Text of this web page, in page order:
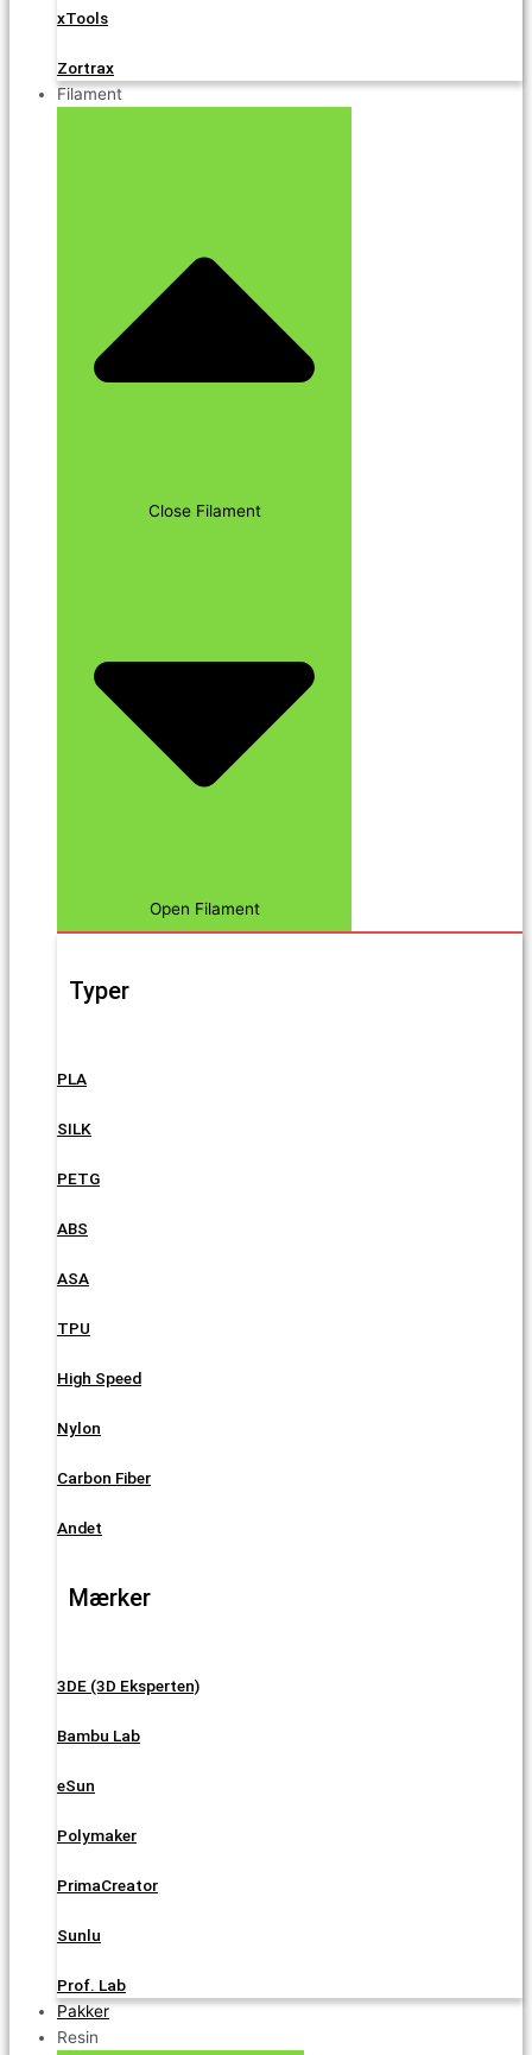
xTools
Zortrax
Filament
Close Filament
Open Filament
Typer
PLA
SILK
PETG
ABS
ASA
TPU
High Speed
Nylon
Carbon Fiber
Andet
Mærker
3DE (3D Eksperten)
Bambu Lab
eSun
Polymaker
PrimaCreator
Sunlu
Prof. Lab
Pakker
Resin